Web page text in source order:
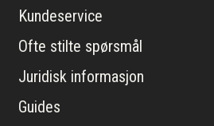
Kundeservice
Ofte stilte spørsmål
Juridisk informasjon
Guides